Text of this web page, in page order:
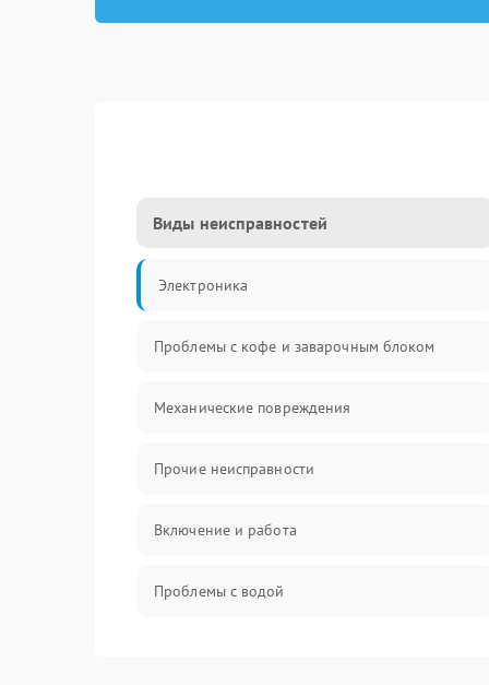
Виды неисправностей
Электроника
Проблемы с кофе и заварочным блоком
Механические повреждения
Прочие неисправности
Включение и работа
Проблемы с водой